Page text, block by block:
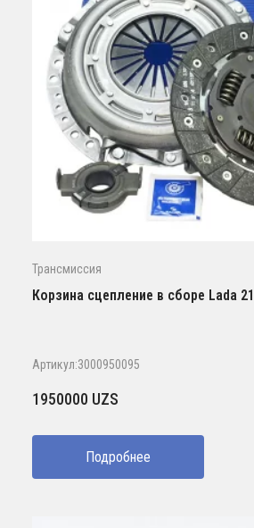
Трансмиссия
Корзина сцепление в сборе Lada
Артикул:3000950095
1950000 UZS
Подробнее